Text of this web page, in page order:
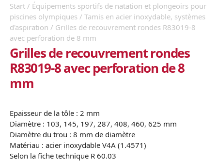
Start / Équipements sportifs de natation et plongeoirs pour
piscines olympiques / Tamis en acier inoxydable, systèmes
d'aspiration / Grilles de recouvrement rondes R83019-8
avec perforation de 8 mm
Grilles de recouvrement rondes
R83019-8 avec perforation de 8
mm
Epaisseur de la tôle : 2 mm
Diamètre : 103, 145, 197, 287, 408, 460, 625 mm
Diamètre du trou : 8 mm de diamètre
Matériau : acier inoxydable V4A (1.4571)
Selon la fiche technique R 60.03